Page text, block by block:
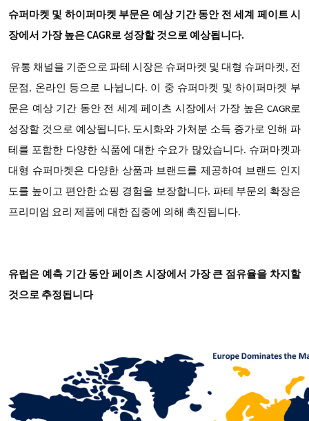
슈퍼마켓 및 하이퍼마켓 부문은 예상 기간 동안 전 세계 페이트 시
장에서 가장 높은 CAGR로 성장할 것으로 예상됩니다.
유통 채널을 기준으로 파테 시장은 슈퍼마켓 및 대형 슈퍼마켓, 전
문점, 온라인 등으로 나뉩니다. 이 중 슈퍼마켓 및 하이퍼마켓 부
문은 예상 기간 동안 전 세계 페이츠 시장에서 가장 높은 CAGR로
성장할 것으로 예상됩니다. 도시화와 가처분 소득 증가로 인해 파
테를 포함한 다양한 식품에 대한 수요가 많았습니다. 슈퍼마켓과
대형 슈퍼마켓은 다양한 상품과 브랜드를 제공하여 브랜드 인지
도를 높이고 편안한 쇼핑 경험을 보장합니다. 파테 부문의 확장은
프리미엄 요리 제품에 대한 집중에 의해 촉진됩니다.
유럽은 예측 기간 동안 페이츠 시장에서 가장 큰 점유율을 차지할
것으로 추정됩니다